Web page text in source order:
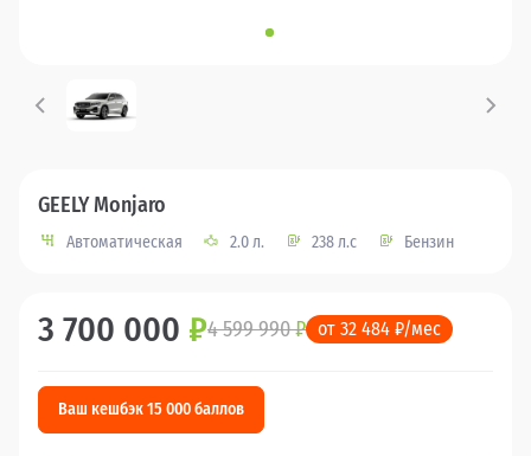
GEELY Monjaro
Автоматическая 2.0 л. 238 л.с Бензин
3 700 000 ₽4 599 990₽ от 32 484 ₽/мес
Ваш кешбэк 15 000 баллов